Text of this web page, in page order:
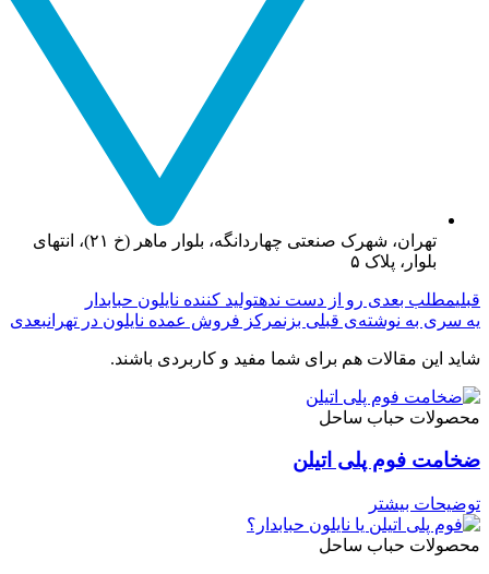
تهران، شهرک صنعتی چهاردانگه، بلوار ماهر (خ ۲۱)، انتهای
بلوار، پلاک ۵
قبلیمطلب بعدی رو از دست ندهتولید کننده نایلون حبابدار
یه سری به نوشته‌ی قبلی بزنمرکز فروش عمده نایلون در تهرانبعدی
شاید این مقالات هم برای شما مفید و کاربردی باشند.
محصولات حباب ساحل
ضخامت فوم پلی اتیلن
توضیحات بیشتر
محصولات حباب ساحل